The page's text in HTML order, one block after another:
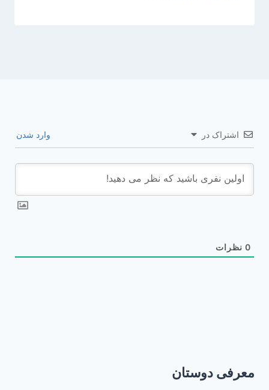
اشتراک در وارد شدن
0 نظرات
معرفی دوستان